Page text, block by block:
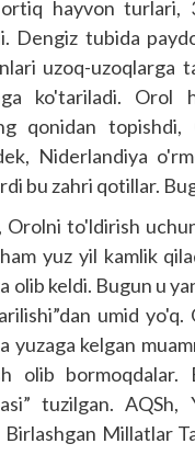
hayvon turlari,
Dengiz tubida
uzoq-uzoqlarga
ko'tariladi. Orol
qonidan topishdi,
Niderlandiya
bu zahri qotillar.
to'ldirish
yuz yil kamlik
olib keldi. Bugun u
umid
yuzaga kelgan
olib
tuzilgan. AQSh,
Millatlar